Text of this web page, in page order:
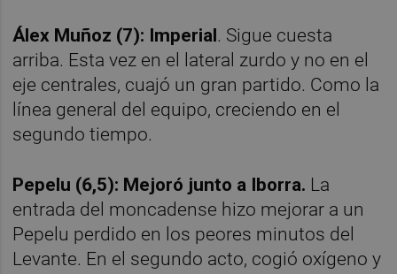
Álex Muñoz (7): Imperial. Sigue cuesta
arriba. Esta vez en el lateral zurdo y no en el
eje centrales, cuajó un gran partido. Como la
línea general del equipo, creciendo en el
segundo tiempo.
Pepelu (6,5): Mejoró junto a Iborra. La
entrada del moncadense hizo mejorar a un
Pepelu perdido en los peores minutos del
Levante. En el segundo acto, cogió oxígeno y